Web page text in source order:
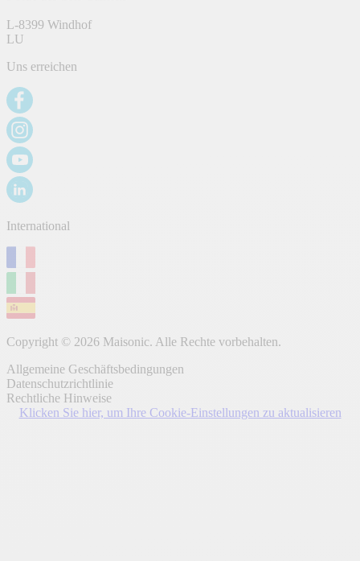
L-8399 Windhof
LU
Uns erreichen
International
Copyright © 2026 Maisonic. Alle Rechte vorbehalten.
Allgemeine Geschäftsbedingungen
Datenschutzrichtlinie
Rechtliche Hinweise
Klicken Sie hier, um Ihre Cookie-Einstellungen zu aktualisieren